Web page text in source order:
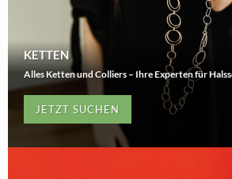
KETTEN
Alles Ketten und Colliers – Ihre Experten für
JETZT SUCHEN